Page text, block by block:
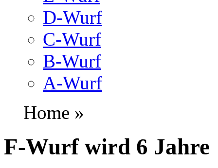
D-Wurf
C-Wurf
B-Wurf
A-Wurf
Home »
F-Wurf wird 6 Jahre